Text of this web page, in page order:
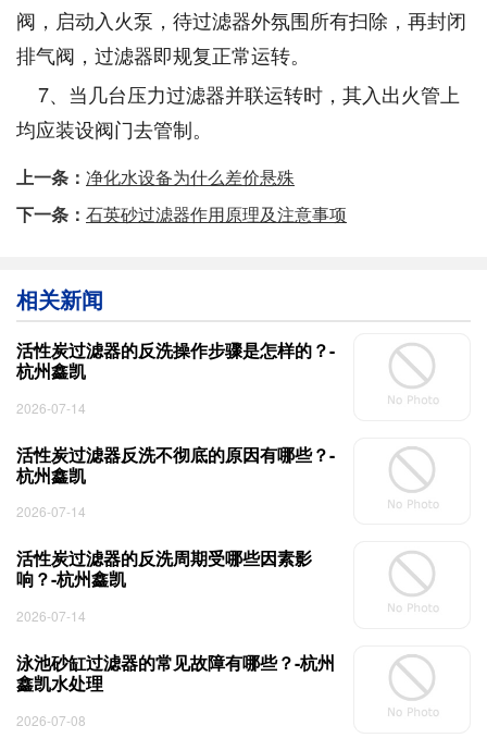
阀，启动入火泵，待过滤器外氛围所有扫除，再封闭
排气阀，过滤器即规复正常运转。
7、当几台压力过滤器并联运转时，其入出火管上
均应装设阀门去管制。
上一条： 净化水设备为什么差价悬殊
下一条： 石英砂过滤器作用原理及注意事项
相关新闻
活性炭过滤器的反洗操作步骤是怎样的？-
杭州鑫凯
2026-07-14
活性炭过滤器反洗不彻底的原因有哪些？-
杭州鑫凯
2026-07-14
活性炭过滤器的反洗周期受哪些因素影
响？-杭州鑫凯
2026-07-14
泳池砂缸过滤器的常见故障有哪些？-杭州
鑫凯水处理
2026-07-08